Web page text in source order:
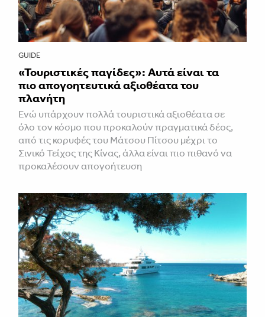
GUIDE
«Τουριστικές παγίδες»: Αυτά είναι τα
πιο απογοητευτικά αξιοθέατα του
πλανήτη
Ενώ υπάρχουν πολλά τουριστικά αξιοθέατα σε
όλο τον κόσμο που προκαλούν πραγματικά δέος,
από τις κορυφές του Μάτσου Πίτσου μέχρι το
Σινικό Τείχος της Κίνας, άλλα είναι πιο πιθανό να
προκαλέσουν απογοήτευση